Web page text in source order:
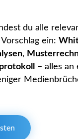
du alle
ein:
,
– alles an